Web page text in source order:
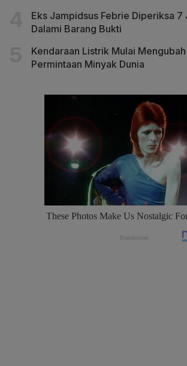
Eks Jampidsus Febrie Diperiksa 7
Dalami Barang Bukti
Kendaraan Listrik Mulai
Permintaan Minyak Dunia